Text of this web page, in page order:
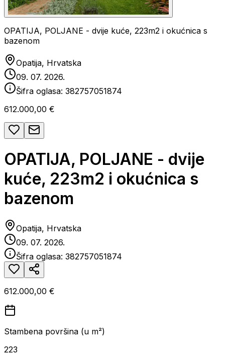
OPATIJA, POLJANE - dvije kuće, 223m2 i okućnica s
bazenom
Opatija, Hrvatska
09. 07. 2026.
Šifra oglasa: 382757051874
612.000,00 €
OPATIJA, POLJANE - dvije
kuće, 223m2 i okućnica s
bazenom
Opatija, Hrvatska
09. 07. 2026.
Šifra oglasa: 382757051874
612.000,00 €
Stambena površina (u m²)
223